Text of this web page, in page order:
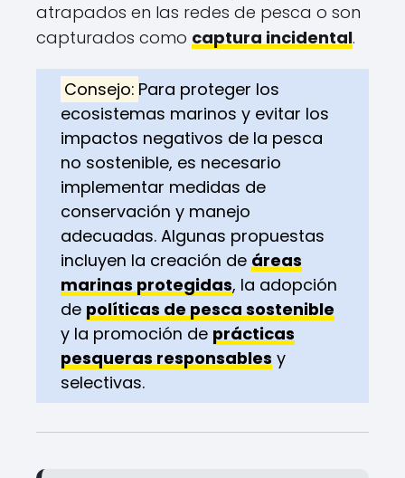
atrapados en las redes de pesca o son
capturados como captura incidental.
Consejo: Para proteger los
ecosistemas marinos y evitar los
impactos negativos de la pesca
no sostenible, es necesario
implementar medidas de
conservación y manejo
adecuadas. Algunas propuestas
incluyen la creación de áreas
marinas protegidas, la adopción
de políticas de pesca sostenible
y la promoción de prácticas
pesqueras responsables y
selectivas.